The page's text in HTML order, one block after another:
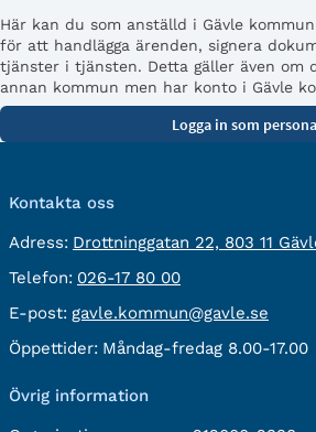
Här kan du som anställd i Gävle
för att handlägga ärenden, signera
tjänster i tjänsten. Detta gäller även om
annan kommun men har konto i Gävle
Kontakta oss
Adress: besöksadress:
Drottninggatan 22, 803 11
Telefon: Telefon:
026-17 80 00
E-post: E-
post:
gavle.kommun@gavle.se
Öppettider: Måndag-fredag 8.00-17.00
Övrig information